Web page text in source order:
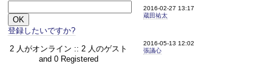
登録したいですか?
2 人がオンライン :: 2 人のゲスト
and 0 Registered
2016-02-27 13:17
蔵田祐太
2016-05-13 12:02
張議心